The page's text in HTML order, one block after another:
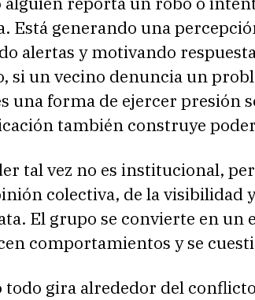
Está generando una
alertas y motivando
si un vecino denuncia un
una forma de ejercer presión
también construye
tal vez no es institucional,
colectiva, de la visibilidad
El grupo se convierte en un
comportamientos y se
todo gira alrededor del